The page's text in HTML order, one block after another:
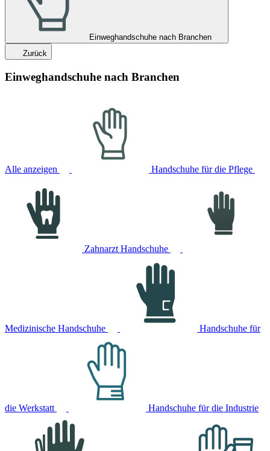
Einweghandschuhe nach Branchen
Zurück
Einweghandschuhe nach Branchen
Alle anzeigen Handschuhe für die Pflege
Zahnarzt Handschuhe
Medizinische Handschuhe Handschuhe für
die Werkstatt Handschuhe für die Industrie